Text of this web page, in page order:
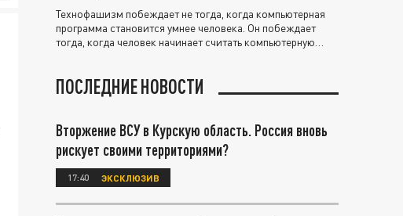
Технофашизм побеждает не тогда, когда компьютерная
программа становится умнее человека. Он побеждает
тогда, когда человек начинает считать компьютерную
ПОСЛЕДНИЕ НОВОСТИ
Вторжение ВСУ в Курскую область. Россия вновь
рискует своими территориями?
17:40 ЭКСКЛЮЗИВ